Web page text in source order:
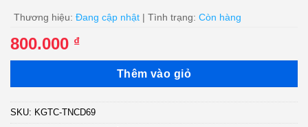
Thương hiệu: Đang cập nhật | Tình trạng: Còn hàng
800.000 ₫
Thêm vào giỏ
SKU: KGTC-TNCD69